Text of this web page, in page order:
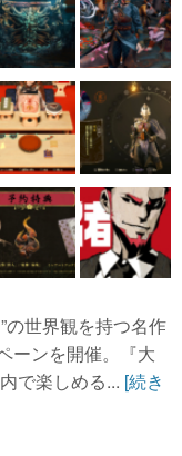
の世界観を持つ名作
ーンを開催。『大
で楽しめる... [続き